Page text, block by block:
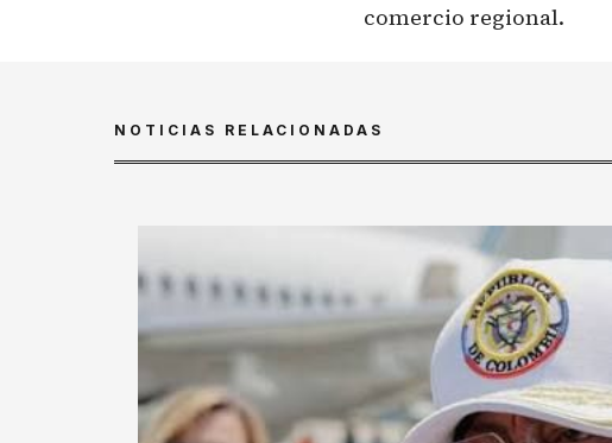
comercio regional.
NOTICIAS RELACIONADAS